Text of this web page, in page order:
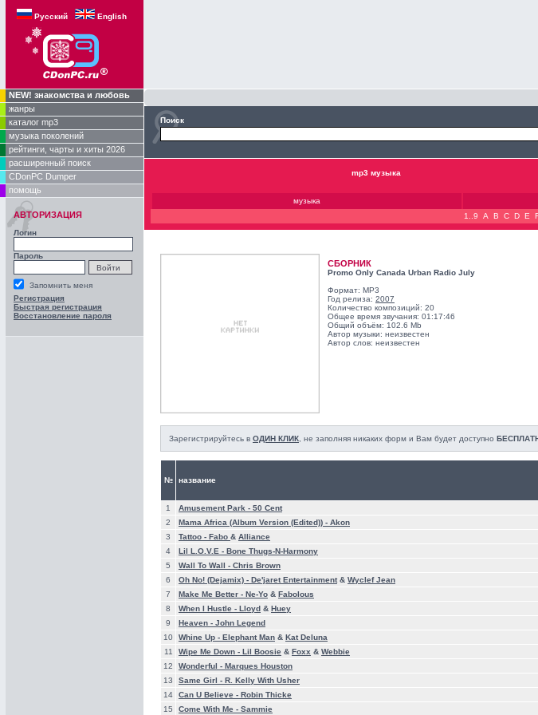
Русский English
NEW! знакомства и любовь
жанры
каталог mp3
музыка поколений
рейтинги, чарты и хиты 2026
расширенный поиск
CDonPC Dumper
помощь
АВТОРИЗАЦИЯ
Логин
Пароль
Запомнить меня
Регистрация
Быстрая регистрация
Восстановление пароля
Поиск
mp3 музыка
музыка
1..9
A B C D E
СБОРНИК
Promo Only Canada Urban Radio July
Формат: MP3
Год релиза: 2007
Количество композиций: 20
Общее время звучания: 01:17:46
Общий объём: 102.6 Mb
Автор музыки: неизвестен
Автор слов: неизвестен
Зарегистрируйтесь в ОДИН КЛИК , не заполняя никаких форм и Вам будет доступно
№ название
1
Amusement Park - 50 Cent
2
Mama Africa (Album Version (Edited)) - Akon
3
Tattoo - Fabo & Alliance
4
Lil L.O.V.E - Bone Thugs-N-Harmony
5
Wall To Wall - Chris Brown
6
Oh No! (Dejamix) - De'jaret Entertainment& Wyclef Jean
7
Make Me Better - Ne-Yo & Fabolous
8
When I Hustle - Lloyd & Huey
9
Heaven - John Legend
10
Whine Up - Elephant Man & Kat Deluna
11
Wipe Me Down - Lil Boosie & Foxx & Webbie
12
Wonderful - Marques Houston
13
Same Girl - R. Kelly With Usher
14
Can U Believe - Robin Thicke
15
Come With Me - Sammie